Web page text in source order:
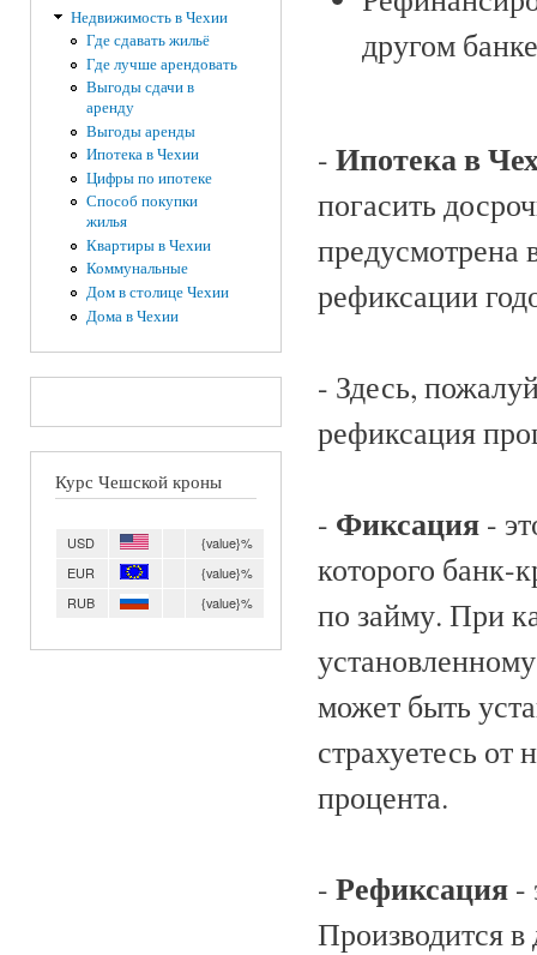
Недвижимость в Чехии
Где сдавать жильё
Где лучше арендовать
Выгоды сдачи в
аренду
Выгоды аренды
Ипотека в Чехии
Цифры по ипотеке
Способ покупки
жилья
Квартиры в Чехии
Коммунальные
Дом в столице Чехии
Дома в Чехии
Курс Чешской кроны
USD
{value}%
EUR
{value}%
RUB
{value}%
другом
- Ипотека в
погасить
предусмотрена
рефиксации
- Здесь,
рефиксация
- Фиксация -
которого банк-
по займу. При
может быть
страхуетесь от
процента.
- Рефиксация -
Производится